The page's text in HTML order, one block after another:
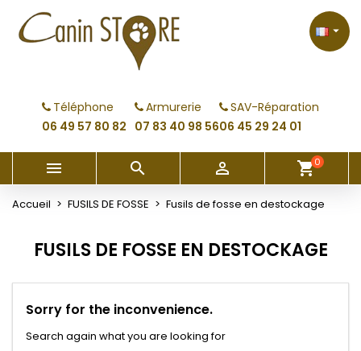
Téléphone
06 49 57 80 82
Armurerie
07 83 40 98 56
SAV-Réparation
06 45 29 24 01

   shopping_cart0
Accueil FUSILS DE FOSSE Fusils de fosse en destockage
FUSILS DE FOSSE EN DESTOCKAGE
Sorry for the inconvenience.
Search again what you are looking for
My wishlists ×
Create new list
((modalTitle)) ×
((confirmMessage))
((cancelText)) ((modalDeleteText))
Créer une liste d'envies ×
Créer une liste d'envies
Connexion ×
Vous devez être connecté pour ajouter des produits